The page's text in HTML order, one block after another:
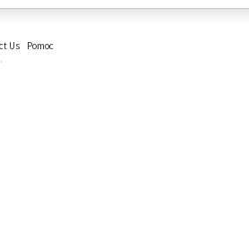
Us
Pomoc